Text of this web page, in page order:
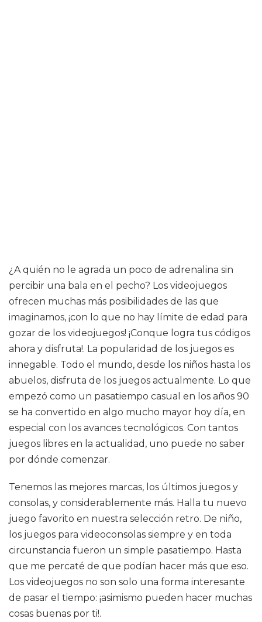
¿A quién no le agrada un poco de adrenalina sin
percibir una bala en el pecho? Los videojuegos
ofrecen muchas más posibilidades de las que
imaginamos, ¡con lo que no hay límite de edad para
gozar de los videojuegos! ¡Conque logra tus códigos
ahora y disfruta!. La popularidad de los juegos es
innegable. Todo el mundo, desde los niños hasta los
abuelos, disfruta de los juegos actualmente. Lo que
empezó como un pasatiempo casual en los años 90
se ha convertido en algo mucho mayor hoy día, en
especial con los avances tecnológicos. Con tantos
juegos libres en la actualidad, uno puede no saber
por dónde comenzar.
Tenemos las mejores marcas, los últimos juegos y
consolas, y considerablemente más. Halla tu nuevo
juego favorito en nuestra selección retro. De niño,
los juegos para videoconsolas siempre y en toda
circunstancia fueron un simple pasatiempo. Hasta
que me percaté de que podían hacer más que eso.
Los videojuegos no son solo una forma interesante
de pasar el tiempo: ¡asimismo pueden hacer muchas
cosas buenas por ti!.